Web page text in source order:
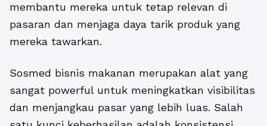
membantu mereka untuk tetap relevan di
pasaran dan menjaga daya tarik produk yang
mereka tawarkan.
Sosmed bisnis makanan merupakan alat yang
sangat powerful untuk meningkatkan visibilitas
dan menjangkau pasar yang lebih luas. Salah